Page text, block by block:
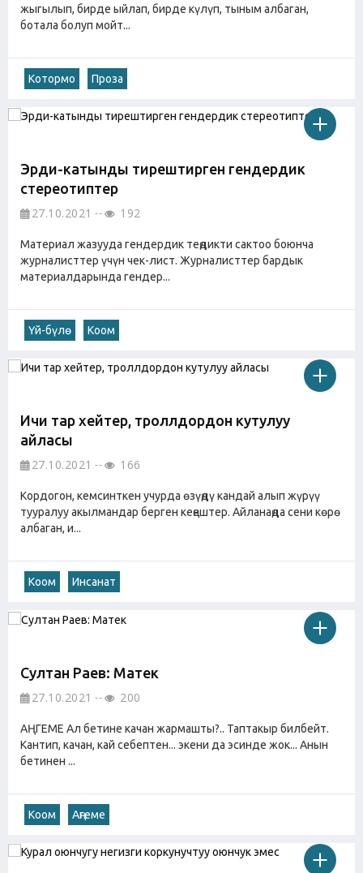
жыгылып, бирде ыйлап, бирде күлүп, тыным албаган,
ботала болуп мойт...
Котормо Проза
Эрди-катынды тирештирген гендердик
стереотиптер
27.10.2021 192
Материал жазууда гендердик теңдикти сактоо боюнча
журналисттер үчүн чек-лист. Журналисттер бардык
материалдарында гендер...
Үй-бүлө Коом
Ичи тар хейтер, троллдордон кутулуу
айласы
27.10.2021 166
Кордогон, кемсинткен учурда өзүңдү кандай алып жүрүү
тууралуу акылмандар берген кеңештер. Айланаңда сени көрө
албаган, и...
Коом Инсанат
Султан Раев: Матек
27.10.2021 200
АҢГЕМЕ Ал бетине качан жармашты?.. Таптакыр билбейт.
Кантип, качан, кай себептен... экени да эсинде жок... Анын
бетинен ...
Коом Аңгеме